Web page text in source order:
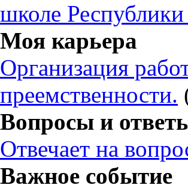
школе
Моя карьера
Организация
преемственности.
Вопросы и
Отвечает на
Важное событие